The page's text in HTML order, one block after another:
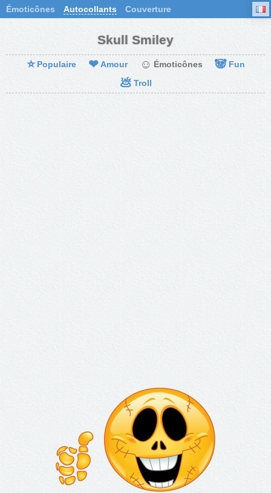
Émoticônes Autocollants Couverture
Skull Smiley
⭐ Populaire ❤ Amour ☺ Émoticônes 🐼 Fun
💩 Troll